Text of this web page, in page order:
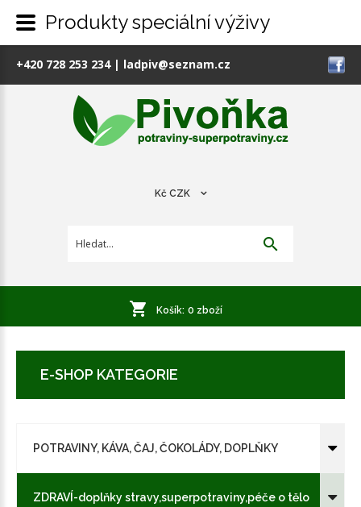
+420 728 253 234| ladpiv@seznam.cz
Kč CZK
Košík: 0 zboží
E-SHOP KATEGORIE
POTRAVINY, KÁVA, ČAJ, ČOKOLÁDY, DOPLŇKY
ZDRAVÍ-doplňky stravy,superpotraviny,péče o tělo
Produkty speciální výživy